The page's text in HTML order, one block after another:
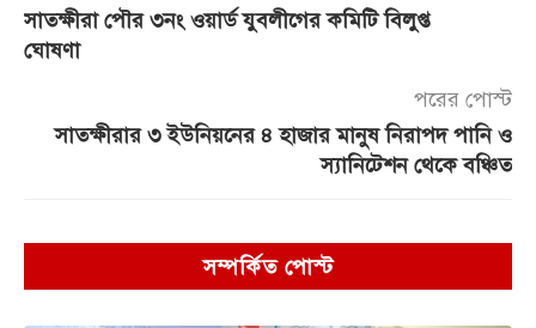
সাতক্ষীরা পৌর ৩নং ওয়ার্ড যুবলীগের কমিটি বিলুপ্ত
ঘোষণা
পরের পোস্ট
সাতক্ষীরার ৩ ইউনিয়নের ৪ হাজার মানুষ নিরাপদ পানি ও
স্যানিটেশন থেকে বঞ্চিত
সম্পর্কিত পোস্ট